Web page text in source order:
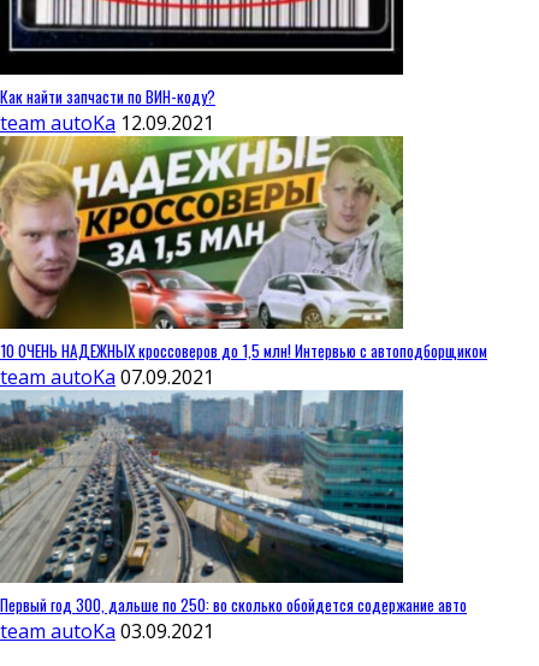
Как найти запчасти по ВИН-коду?
team autoKa 12.09.2021
10 ОЧЕНЬ НАДЕЖНЫХ кроссоверов до 1,5 млн! Интервью с автоподборщиком
team autoKa 07.09.2021
Первый год 300, дальше по 250: во сколько обойдется содержание авто
team autoKa 03.09.2021